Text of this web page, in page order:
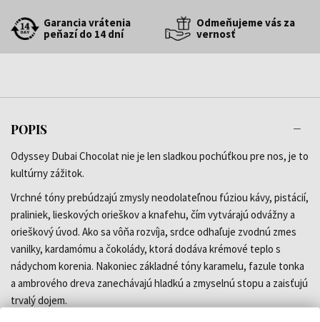
Garancia vrátenia
peňazí do 14 dní
Odmeňujeme vás za
vernosť
POPIS
Odyssey Dubai Chocolat nie je len sladkou pochúťkou pre nos, je to
kultúrny zážitok.
Vrchné tóny prebúdzajú zmysly neodolateľnou fúziou kávy, pistácií,
praliniek, lieskových orieškov a knafehu, čím vytvárajú odvážny a
orieškový úvod. Ako sa vôňa rozvíja, srdce odhaľuje zvodnú zmes
vanilky, kardamómu a čokolády, ktorá dodáva krémové teplo s
nádychom korenia. Nakoniec základné tóny karamelu, fazule tonka
a ambrového dreva zanechávajú hladkú a zmyselnú stopu a zaisťujú
trvalý dojem.